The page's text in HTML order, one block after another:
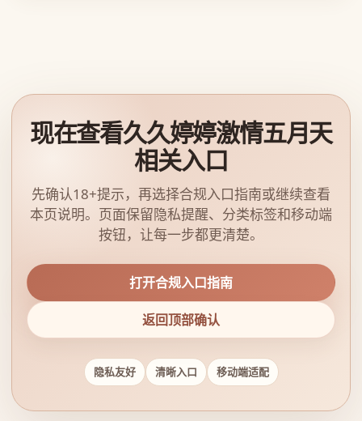
现在查看久久婷婷激情五月天
相关入口
先确认18+提示，再选择合规入口指南或继续查看
本页说明。页面保留隐私提醒、分类标签和移动端
按钮，让每一步都更清楚。
打开合规入口指南
返回顶部确认
隐私友好 清晰入口 移动端适配